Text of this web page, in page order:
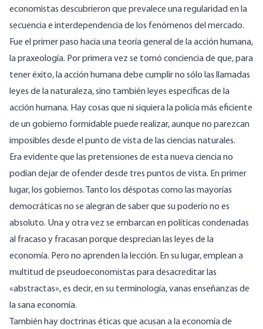
economistas descubrieron que prevalece una regularidad en la
secuencia e interdependencia de los fenómenos del mercado.
Fue el primer paso hacia una teoría general de la acción humana,
la praxeología. Por primera vez se tomó conciencia de que, para
tener éxito, la acción humana debe cumplir no sólo las llamadas
leyes de la naturaleza, sino también leyes específicas de la
acción humana. Hay cosas que ni siquiera la policía más eficiente
de un gobierno formidable puede realizar, aunque no parezcan
imposibles desde el punto de vista de las ciencias naturales.
Era evidente que las pretensiones de esta nueva ciencia no
podían dejar de ofender desde tres puntos de vista. En primer
lugar, los gobiernos. Tanto los déspotas como las mayorías
democráticas no se alegran de saber que su poderío no es
absoluto. Una y otra vez se embarcan en políticas condenadas
al fracaso y fracasan porque desprecian las leyes de la
economía. Pero no aprenden la lección. En su lugar, emplean a
multitud de pseudoeconomistas para desacreditar las
«abstractas», es decir, en su terminología, vanas enseñanzas de
la sana economía.
También hay doctrinas éticas que acusan a la economía de